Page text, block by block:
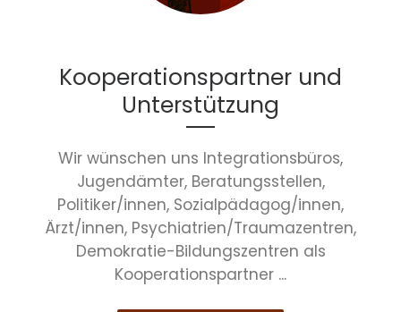
Kooperationspartner und
Unterstützung
Wir wünschen uns Integrationsbüros,
Jugendämter, Beratungsstellen,
Politiker/innen, Sozialpädagog/innen,
Ärzt/innen, Psychiatrien/Traumazentren,
Demokratie-Bildungszentren als
Kooperationspartner ...